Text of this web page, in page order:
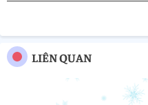
LIÊN QUAN